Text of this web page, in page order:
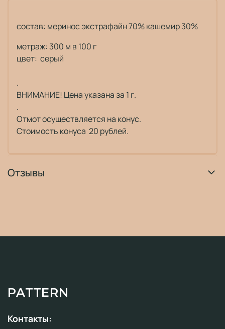
состав: меринос экстрафайн 70% кашемир 30%
метраж: 300 м в 100 г
цвет: серый
.
ВНИМАНИЕ! Цена указана за 1 г.
.
Отмот осуществляется на конус.
Стоимость конуса 20 рублей.
Отзывы
PATTERN
Контакты: